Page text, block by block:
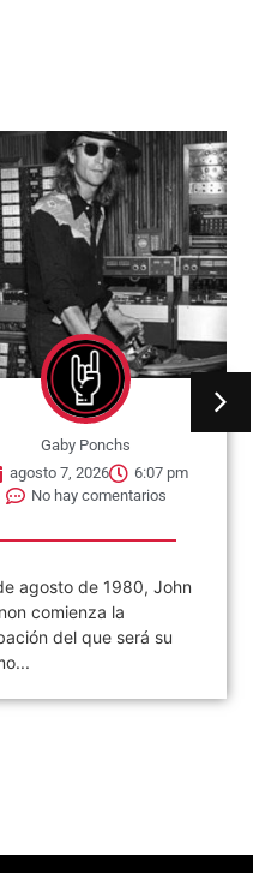
Gaby Ponchs
agosto 7, 2026
6:07 pm
No hay comentarios
agosto de 1980, John
comienza la
del que será su